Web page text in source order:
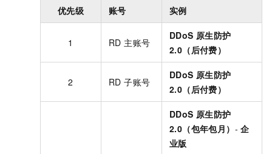
优先级 账号 实例
1 RD 主账号
DDoS 原生防护
2.0（后付费）
2 RD 子账号
DDoS 原生防护
2.0（后付费）
DDoS 原生防护
2.0（包年包月） -企
业版